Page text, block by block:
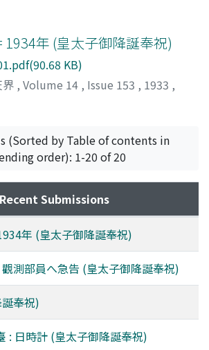
1934年 (皇太子御降誕奉祝)
KB)
, Volume 14 , Issue 153 , 1933 ,
(Sorted by Table of contents in
order): 1-20 of 20
Recent Submissions
年 (皇太子御降誕奉祝)
測部員へ急告 (皇太子御降誕奉祝)
奉祝)
: 日時計 (皇太子御降誕奉祝)